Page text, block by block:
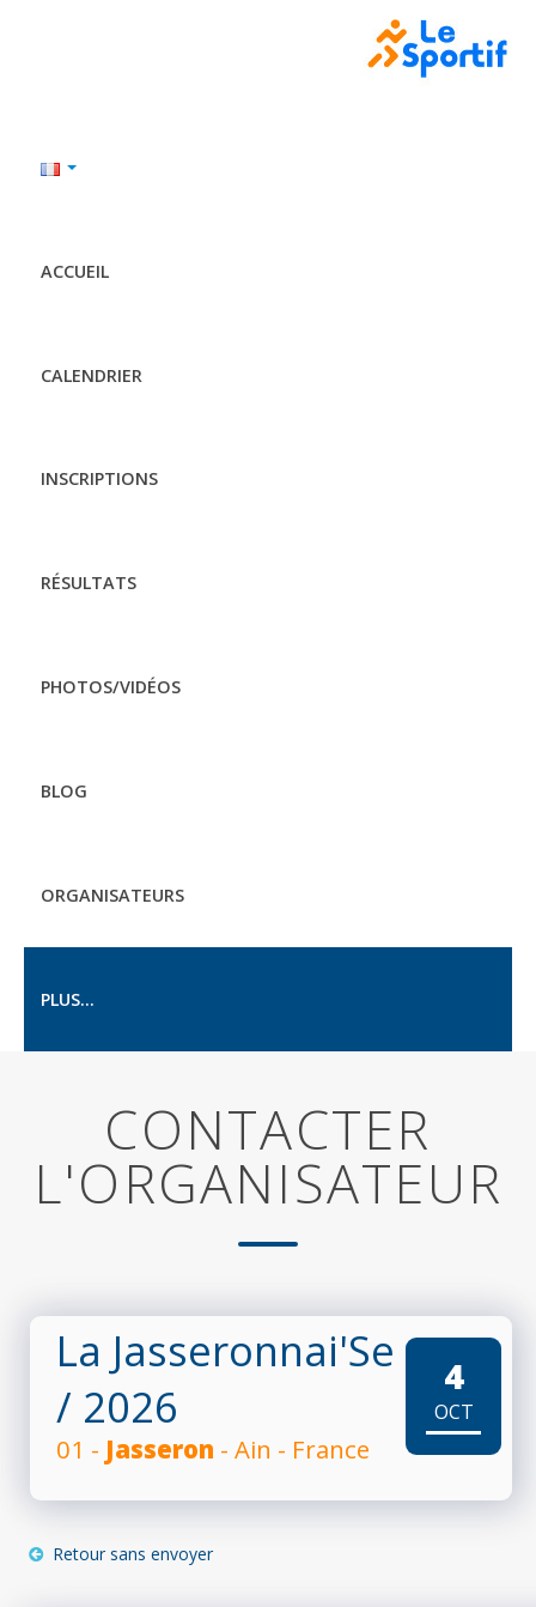
ACCUEIL
CALENDRIER
INSCRIPTIONS
RÉSULTATS
PHOTOS/VIDÉOS
BLOG
ORGANISATEURS
PLUS...
CONTACTER
L'ORGANISATEUR
La Jasseronnai'Se
/ 2026
01 - Jasseron - Ain - France
4
OCT
Retour sans envoyer